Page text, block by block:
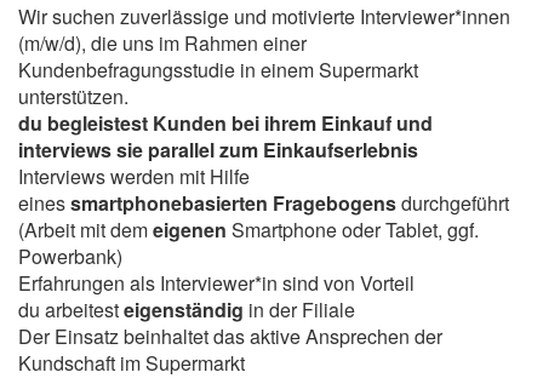
Wir suchen zuverlässige und motivierte Interviewer*innen
(m/w/d), die uns im Rahmen einer
Kundenbefragungsstudie in einem Supermarkt
unterstützen.
du begleistest Kunden bei ihrem Einkauf und
interviews sie parallel zum Einkaufserlebnis
Interviews werden mit Hilfe
einessmartphonebasierten Fragebogensdurchgeführt
(Arbeit mit demeigenen Smartphone oder Tablet, ggf.
Powerbank)
Erfahrungen als Interviewer*in sind von Vorteil
du arbeitesteigenständig in der Filiale
Der Einsatz beinhaltet das aktive Ansprechen der
Kundschaft im Supermarkt